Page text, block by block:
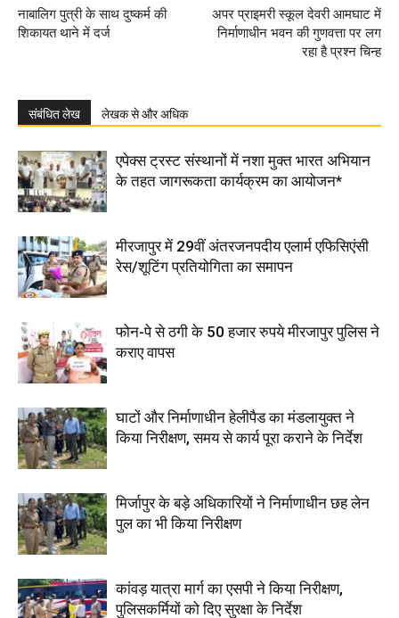
नाबालिग पुत्री के साथ दुष्कर्म की
शिकायत थाने में दर्ज
अपर प्राइमरी स्कूल देवरी आमघाट में
निर्माणाधीन भवन की गुणवत्ता पर लग
रहा है प्रश्न चिन्ह
संबंधित लेख लेखक से और अधिक
एपेक्स ट्रस्ट संस्थानों में नशा मुक्त भारत अभियान
के तहत जागरूकता कार्यक्रम का आयोजन*
मीरजापुर में 29वीं अंतरजनपदीय एलार्म एफिसिएंसी
रेस/शूटिंग प्रतियोगिता का समापन
फोन-पे से ठगी के 50 हजार रुपये मीरजापुर पुलिस ने
कराए वापस
घाटों और निर्माणाधीन हेलीपैड का मंडलायुक्त ने
किया निरीक्षण, समय से कार्य पूरा कराने के निर्देश
मिर्जापुर के बड़े अधिकारियों ने निर्माणाधीन छह लेन
पुल का भी किया निरीक्षण
कांवड़ यात्रा मार्ग का एसपी ने किया निरीक्षण,
पुलिसकर्मियों को दिए सुरक्षा के निर्देश